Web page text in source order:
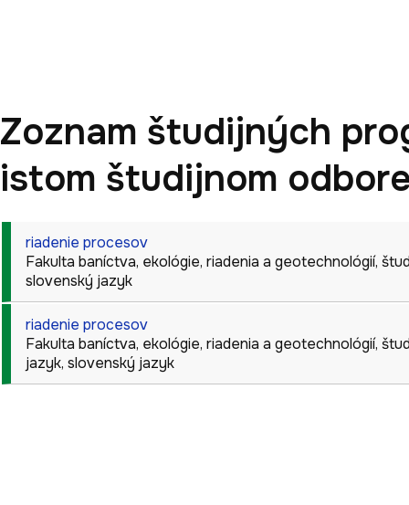
Zoznam študijných
istom študijnom
riadenie procesov
Fakulta baníctva, ekológie, riadenia a geotechnológií,
slovenský jazyk
riadenie procesov
Fakulta baníctva, ekológie, riadenia a geotechnológií,
jazyk, slovenský jazyk